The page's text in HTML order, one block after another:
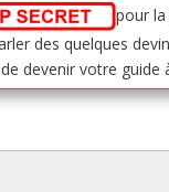
pour
des quelques
devenir votre guide